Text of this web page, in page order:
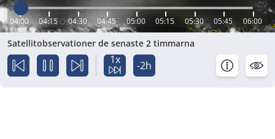
04:00 04:15 04:30 04:45 05:00 05:15 05:30 05:45 06:00
Satellitobservationer de senaste 2 timmarna
1x -2h